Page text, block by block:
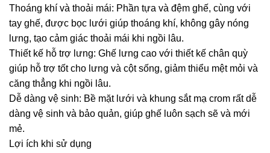
Thoáng khí và thoải mái: Phần tựa và đệm ghế, cùng với
tay ghế, được bọc lưới giúp thoáng khí, không gây nóng
lưng, tạo cảm giác thoải mái khi ngồi lâu.
Thiết kế hỗ trợ lưng: Ghế lưng cao với thiết kế chân quỳ
giúp hỗ trợ tốt cho lưng và cột sống, giảm thiểu mệt mỏi và
căng thẳng khi ngồi lâu.
Dễ dàng vệ sinh: Bề mặt lưới và khung sắt mạ crom rất dễ
dàng vệ sinh và bảo quản, giúp ghế luôn sạch sẽ và mới
mẻ.
Lợi ích khi sử dụng